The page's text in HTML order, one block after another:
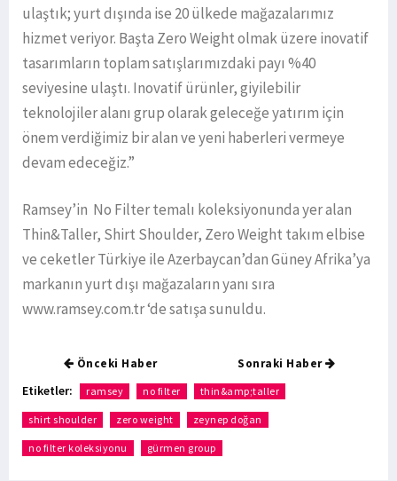
ulaştık; yurt dışında ise 20 ülkede mağazalarımız
hizmet veriyor. Başta Zero Weight olmak üzere inovatif
tasarımların toplam satışlarımızdaki payı %40
seviyesine ulaştı. Inovatif ürünler, giyilebilir
teknolojiler alanı grup olarak geleceğe yatırım için
önem verdiğimiz bir alan ve yeni haberleri vermeye
devam edeceğiz.”
Ramsey’in No Filter temalı koleksiyonunda yer alan
Thin&Taller, Shirt Shoulder, Zero Weight takım elbise
ve ceketler Türkiye ile Azerbaycan’dan Güney Afrika’ya
markanın yurt dışı mağazaların yanı sıra
www.ramsey.com.tr ‘de satışa sunuldu.
Önceki Haber Sonraki Haber
Etiketler: ramsey no filter thin&amp;taller
shirt shoulder zero weight zeynep doğan
no filter koleksiyonu gürmen group